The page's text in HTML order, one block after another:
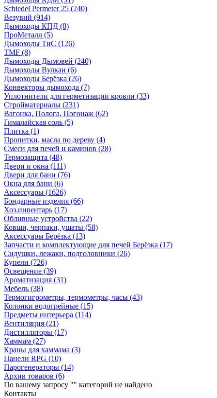
Schiedel Permeter 25 (240)
Везувий (914)
Дымоходы КПД (8)
ПроМеталл (5)
Дымоходы ТиС (126)
TMF (8)
Дымоходы Дымовей (240)
Дымоходы Вулкан (6)
Дымоходы Берёзка (26)
Конвекторы дымохода (7)
Уплотнители для герметизации кровли (33)
Стройматериалы (231)
Вагонка, Полога, Погонаж (62)
Гималайская соль (5)
Плитка (1)
Пропитки, масла по дереву (4)
Смеси для печей и каминов (28)
Термозащита (48)
Двери и окна (111)
Двери для бани (76)
Окна для бани (6)
Аксессуары (1626)
Бондарные изделия (66)
Хоз.инвентарь (17)
Обливные устройства (22)
Ковши, черпаки, ушаты (58)
Аксессуары Берёзка (13)
Запчасти и комплектующие для печей Берёзка (17)
Сидушки, лежаки, подголовники (26)
Купели (726)
Освещение (39)
Ароматизация (31)
Мебель (38)
Термогигрометры, термометры, часы (43)
Колонки водогрейные (15)
Предметы интерьера (114)
Вентиляция (21)
Дистилляторы (17)
Хаммам (27)
Краны для хаммама (3)
Панели RPG (10)
Парогенераторы (14)
Архив товаров (6)
По вашему запросу "" категорий не найдено
Контакты